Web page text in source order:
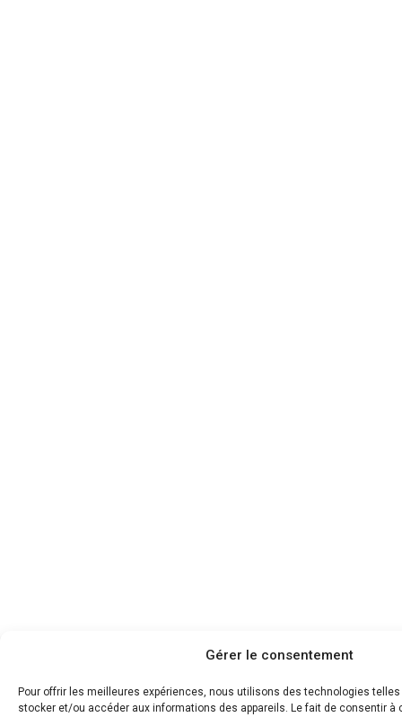
Gérer le consentement
Pour offrir les meilleures expériences, nous utilisons des technologies
stocker et/ou accéder aux informations des appareils. Le fait de consentir à